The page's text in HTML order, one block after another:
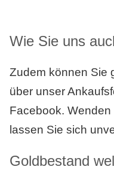
Wie Sie uns
Zudem können Sie
über unser
Facebook.
lassen Sie sich
Goldbestand